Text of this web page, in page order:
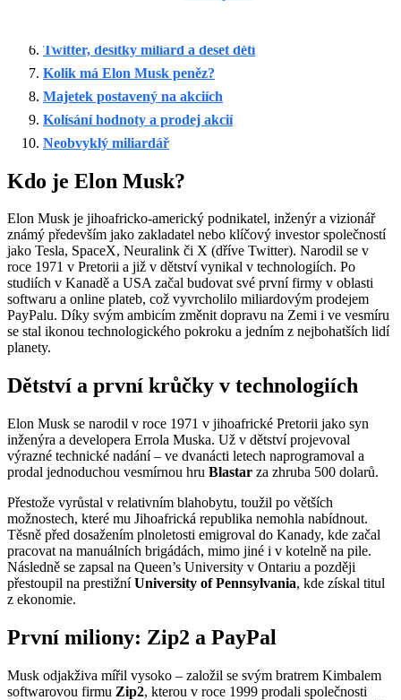
Twitter, desítky miliard a deset dětí
Kolik má Elon Musk peněz?
Majetek postavený na akciích
Kolísání hodnoty a prodej akcií
Neobvyklý miliardář
Kdo je Elon Musk?
Elon Musk je jihoafricko-americký podnikatel, inženýr a vizionář
známý především jako zakladatel nebo klíčový investor společností
jako Tesla, SpaceX, Neuralink či X (dříve Twitter). Narodil se v
roce 1971 v Pretorii a již v dětství vynikal v technologiích. Po
studiích v Kanadě a USA začal budovat své první firmy v oblasti
softwaru a online plateb, což vyvrcholilo miliardovým prodejem
PayPalu. Díky svým ambicím změnit dopravu na Zemi i ve vesmíru
se stal ikonou technologického pokroku a jedním z nejbohatších lidí
planety.
Dětství a první krůčky v technologiích
Elon Musk se narodil v roce 1971 v jihoafrické Pretorii jako syn
inženýra a developera Errola Muska. Už v dětství projevoval
výrazné technické nadání – ve dvanácti letech naprogramoval a
prodal jednoduchou vesmírnou hru Blastar za zhruba 500 dolarů.
Přestože vyrůstal v relativním blahobytu, toužil po větších
možnostech, které mu Jihoafrická republika nemohla nabídnout.
Těsně před dosažením plnoletosti emigroval do Kanady, kde začal
pracovat na manuálních brigádách, mimo jiné i v kotelně na pile.
Následně se zapsal na Queen’s University v Ontariu a později
přestoupil na prestižníUniversity of Pennsylvania, kde získal titul
z ekonomie.
První miliony: Zip2 a PayPal
Musk odjakživa mířil vysoko – založil se svým bratrem Kimbalem
softwarovou firmu Zip2, kterou v roce 1999 prodali společnosti